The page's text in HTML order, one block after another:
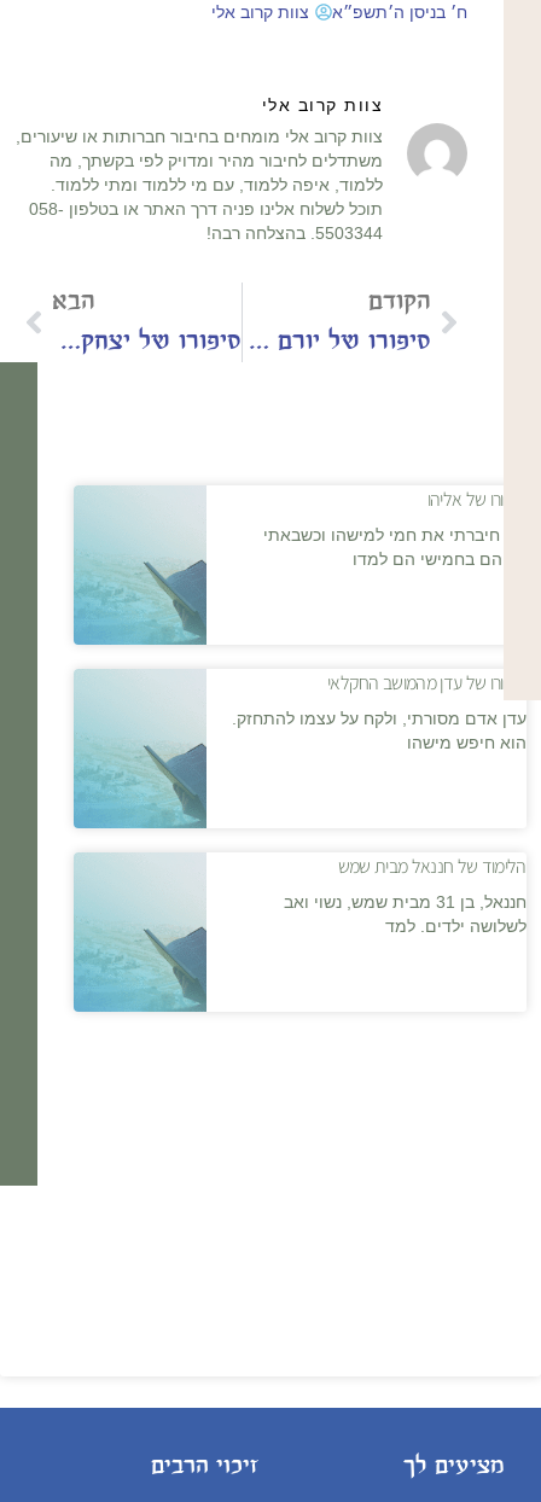
ח׳ בניסן ה׳תשפ״א צוות קרוב אלי
צוות קרוב אלי
צוות קרוב אלי מומחים בחיבור חברותות או שיעורים,
משתדלים לחיבור מהיר ומדויק לפי בקשתך, מה
ללמוד, איפה ללמוד, עם מי ללמוד ומתי ללמוד.
תוכל לשלוח אלינו פניה דרך האתר או בטלפון 058-
5503344. בהצלחה רבה!
הקודם
סיפורו של יורם מגבעתיים
הבא
סיפורו של יצחק מקרית ספר
סיפורו של אליהו
אני חיברתי את חמי למישהו וכשבאתי
אליהם בחמישי הם למדו
סיפורו של עדן מהמושב החקלאי
עדן אדם מסורתי, ולקח על עצמו להתחזק.
הוא חיפש מישהו
הלימוד של חננאל מבית שמש
חננאל, בן 31 מבית שמש, נשוי ואב
לשלושה ילדים. למד
מציעים לך זיכוי הרבים